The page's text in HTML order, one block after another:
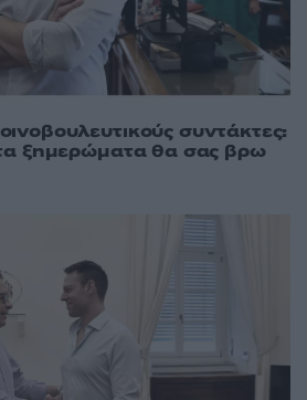
συντάκτες:
ξημερώματα θα σας βρω